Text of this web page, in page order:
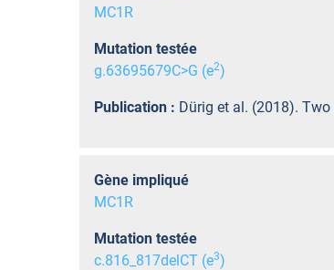
MC1R
Mutation testée
g.63695679C>G (e2)
Publication : Dürig et al. (2018).
Gène impliqué
MC1R
Mutation testée
c.816_817delCT (e3)